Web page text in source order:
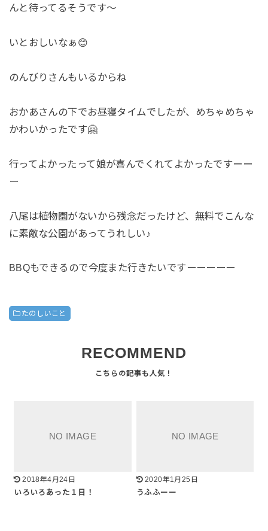
んと待ってるそうです～
いとおしいなぁ😊
のんびりさんもいるからね
おかあさんの下でお昼寝タイムでしたが、めちゃめちゃ
かわいかったです🤗
行ってよかったって娘が喜んでくれてよかったですーー
ー
八尾は植物園がないから残念だったけど、無料でこんな
に素敵な公園があってうれしい♪
BBQもできるので今度また行きたいですーーーーー
たのしいこと
RECOMMEND
2018年4月24日
いろいろあった１日！
2020年1月25日
うふふーー